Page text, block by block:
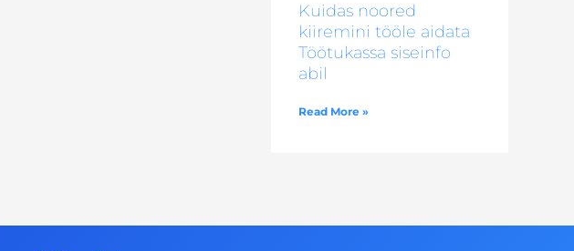
Kuidas noored
kiiremini tööle aidata
Töötukassa siseinfo
abil
Read More »